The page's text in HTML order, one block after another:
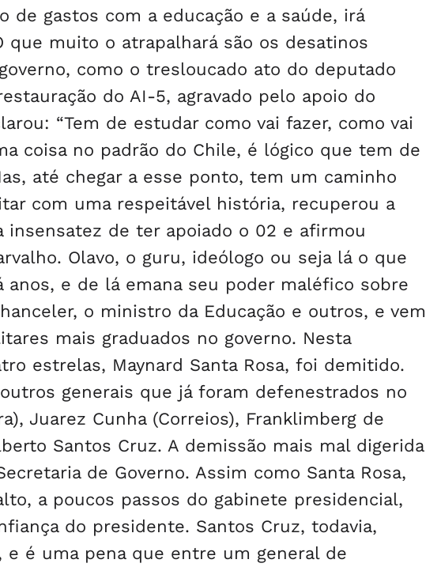
de gastos com a educação e a saúde, irá
que muito o atrapalhará são os desatinos
como o tresloucado ato do deputado
do AI-5, agravado pelo apoio do
“Tem de estudar como vai fazer, como vai
coisa no padrão do Chile, é lógico que tem de
até chegar a esse ponto, tem um caminho
com uma respeitável história, recuperou a
de ter apoiado o 02 e afirmou
Olavo, o guru, ideólogo ou seja lá o que
anos, e de lá emana seu poder maléfico sobre
o ministro da Educação e outros, e vem
mais graduados no governo. Nesta
estrelas, Maynard Santa Rosa, foi demitido.
generais que já foram defenestrados no
Juarez Cunha (Correios), Franklimberg de
Santos Cruz. A demissão mais mal digerida
de Governo. Assim como Santa Rosa,
a poucos passos do gabinete presidencial,
do presidente. Santos Cruz, todavia,
é uma pena que entre um general de